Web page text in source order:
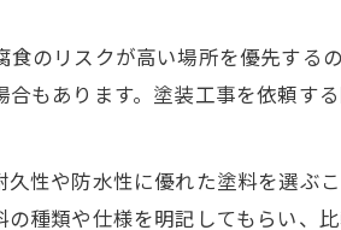
のリスクが高い場所を優先する
もあります。塗装工事を依頼す
性や防水性に優れた塗料を選ぶ
種類や仕様を明記してもらい、